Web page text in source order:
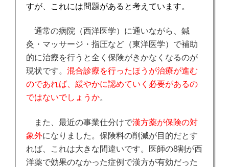
すが、これには問題があると考えています。
通常の病院（西洋医学）に通いながら、鍼
灸・マッサージ・指圧など（東洋医学）で補助
的に治療を行うと全く保険がきかなくなるのが
現状です。 混合診療を行ったほうが治療が進む
のであれば、緩やかに認めていく必要があるの
ではないでしょうか。
また、最近の事業仕分けで漢方薬が保険の対
象外になりました。保険料の削減が目的だとす
れば、これは大きな間違いです。医師の8割が西
洋薬で効果のなかった症例で漢方が有効だった